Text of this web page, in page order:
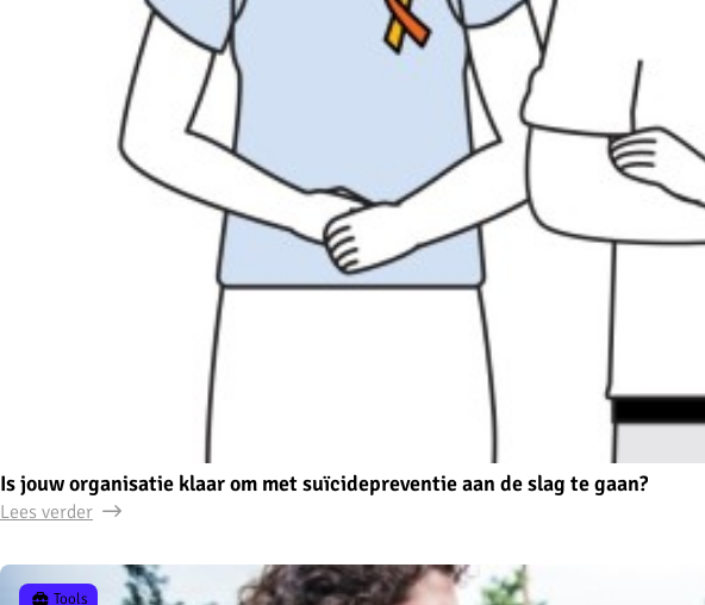
Is jouw organisatie klaar om met suïcidepreventie aan de slag te gaan?
Lees verder
Tools